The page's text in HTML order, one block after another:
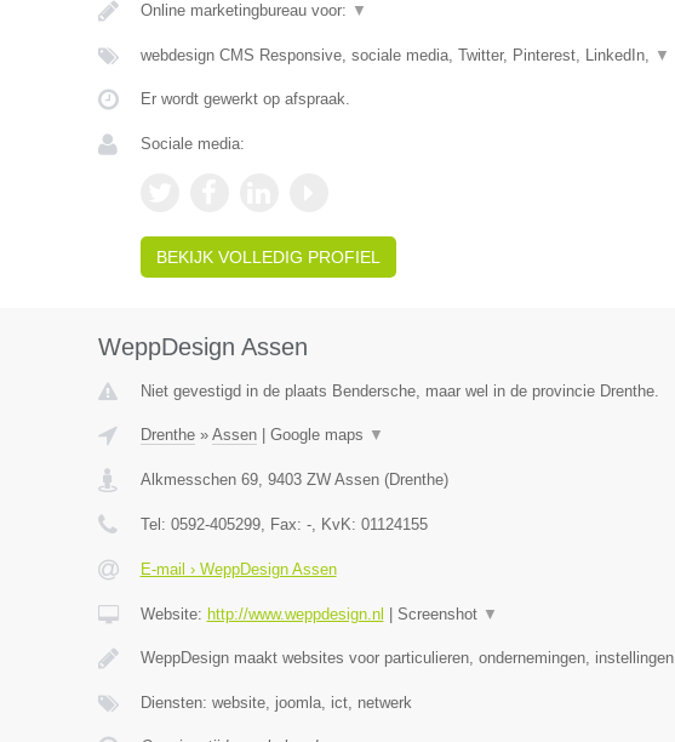
Online marketingbureau voor: ▼
webdesign CMS Responsive, sociale media, Twitter, Pinterest, LinkedIn, ▼
Er wordt gewerkt op afspraak.
Sociale media:
BEKIJK VOLLEDIG PROFIEL
WeppDesign Assen
Niet gevestigd in de plaats Bendersche, maar wel in de provincie Drenthe.
Drenthe» Assen| Google maps ▼
Alkmesschen 69, 9403 ZW Assen(Drenthe)
Tel: 0592-405299, Fax: -, KvK: 01124155
E-mail › WeppDesign Assen
Website: http://www.weppdesign.nl Screenshot ▼
WeppDesign maakt websites voor particulieren, ondernemingen, instellingen
Diensten: website, joomla, ict, netwerk